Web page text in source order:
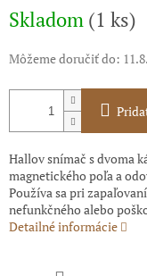
Skladom (1 ks)
Môžeme doručiť do:
Hallov snímač s dvoma
magnetického poľa a
Používa sa pri
nefunkčného alebo
Detailné informácie